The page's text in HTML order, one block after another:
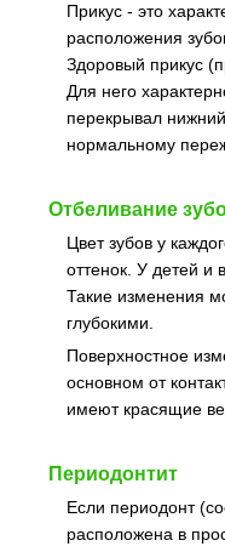
Прикус - это
расположения
Здоровый прикус
Для него
перекрывал
нормальному
Отбеливание
Цвет зубов у
оттенок. У детей и
Такие изменения
глубокими.
Поверхностное
основном от
имеют красящие
Периодонтит
Если периодонт
расположена в